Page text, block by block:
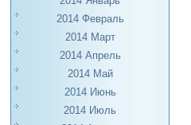
2014 Февраль
2014 Март
2014 Апрель
2014 Май
2014 Июнь
2014 Июль